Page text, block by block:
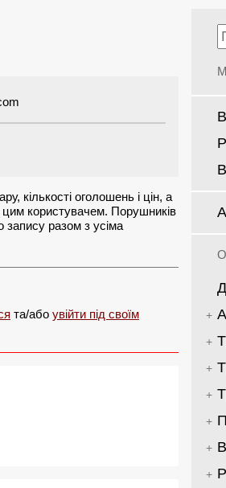
кількості оголошень і цін, а
користувачем. Порушників
запису разом з усіма
та/або увійти під своїм